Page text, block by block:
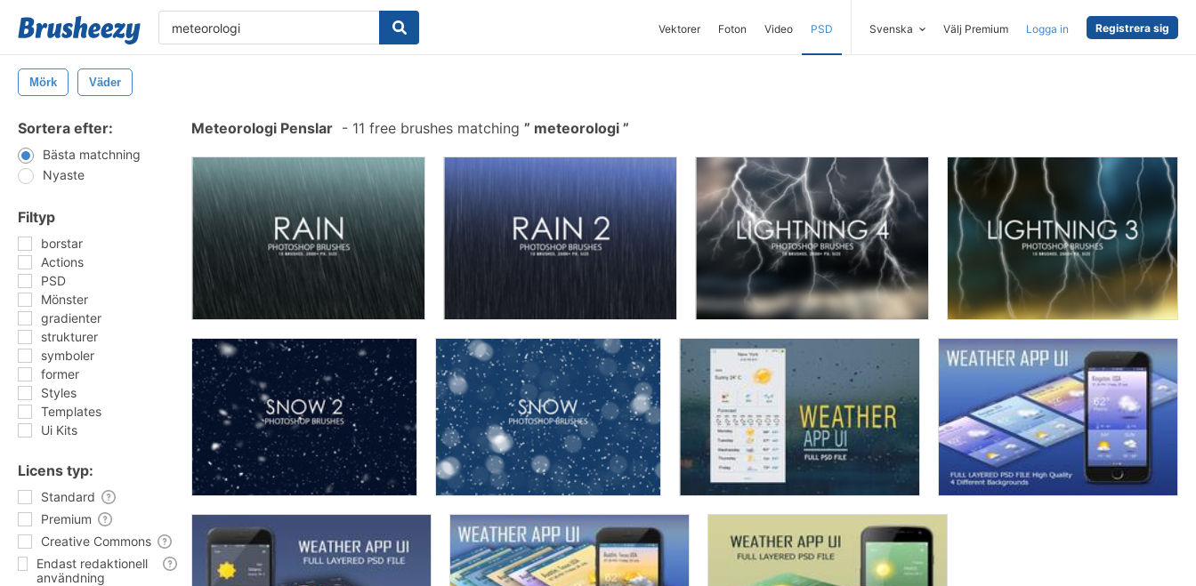
Vektorer Foton Video PSD Svenska Välj Premium Logga in Registrera sig
Mörk Väder
Sortera efter:
Bästa matchning
Nyaste
Filtyp
borstar
Actions
PSD
Mönster
gradienter
strukturer
symboler
former
Styles
Templates
Ui Kits
Licens typ:
Standard
Premium
Creative Commons
Endast redaktionell
användning
Meteorologi Penslar - 11 free brushes matching meteorologi